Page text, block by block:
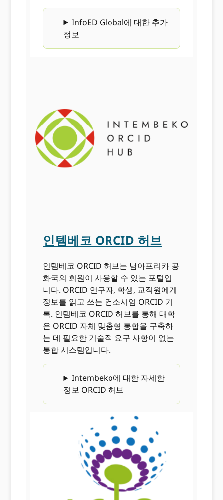
InfoED Global에 대한 추가
정보
인템베코 ORCID 허브
인템베코 ORCID 허브는 남아프리카 공
화국의 회원이 사용할 수 있는 포털입
니다. ORCID 연구자, 학생, 교직원에게
정보를 읽고 쓰는 컨소시엄 ORCID 기
록. 인템베코 ORCID 허브를 통해 대학
은 ORCID 자체 맞춤형 통합을 구축하
는 데 필요한 기술적 요구 사항이 없는
통합 시스템입니다.
Intembeko에 대한 자세한
정보 ORCID 허브